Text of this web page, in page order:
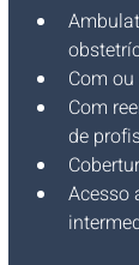
Com
Com
de
Acesso